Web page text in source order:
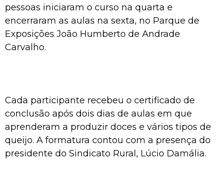
pessoas iniciaram o curso na quarta e
encerraram as aulas na sexta, no Parque de
Exposições João Humberto de Andrade
Carvalho.
Cada participante recebeu o certificado de
conclusão após dois dias de aulas em que
aprenderam a produzir doces e vários tipos de
queijo. A formatura contou com a presença do
presidente do Sindicato Rural, Lúcio Damália.